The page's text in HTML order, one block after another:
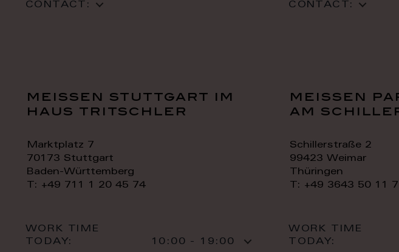
CONTACT:
CONTACT:
meissen stuttgart im
haus tritschler
Marktplatz 7
70173 Stuttgart
Baden-Württemberg
T: +49 711 1 20 45 74
WORK TIME
TODAY:
10:00 - 19:00
meissen
am
Schillerstraße 2
99423 Weimar
Thüringen
T: +49 3643 50 11
WORK TIME
TODAY: